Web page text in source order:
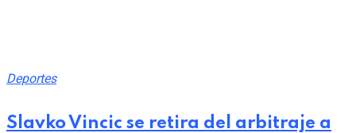
Deportes
Slavko Vincic se retira del arbitraje a